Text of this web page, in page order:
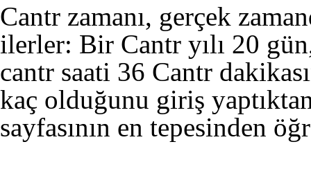
Cantr zamanı, gerçek
ilerler: Bir Cantr yılı 20
cantr saati 36 Cantr
kaç olduğunu giriş
sayfasının en tepesinden